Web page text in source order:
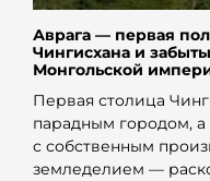
Аврага — первая
Чингисхана и
Монгольской
Первая столица
парадным городом,
с собственным
земледелием —